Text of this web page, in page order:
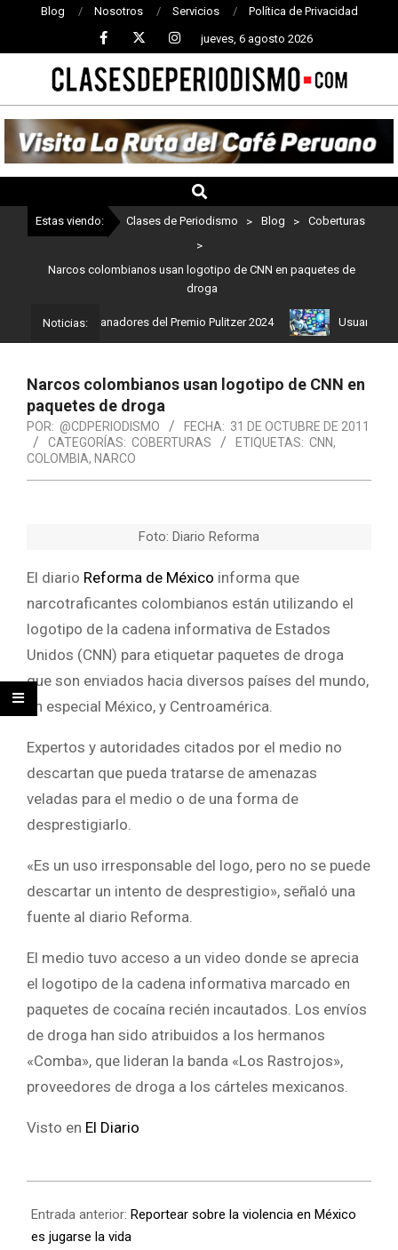
Blog Nosotros Servicios Política de Privacidad
jueves, 6 agosto 2026
CLASES
DE
PERIODISMO
Estas viendo: Clases de Periodismo > Blog >
Coberturas
>
Narcos colombianos usan logotipo de CNN en paquetes de
droga
Noticias:
son los ganadores del Premio Pulitzer 2024 Usuarios de
Narcos colombianos usan logotipo de CNN en
paquetes de droga
POR: @CDPERIODISMO FECHA: 31 DE OCTUBRE DE 2011
CATEGORÍAS: COBERTURAS ETIQUETAS: CNN,
COLOMBIA, NARCO
Foto: Diario Reforma
El diario Reforma de México informa que
narcotraficantes colombianos están utilizando el
logotipo de la cadena informativa de Estados
Unidos (CNN) para etiquetar paquetes de droga
que son enviados hacia diversos países del mundo,
en especial México, y Centroamérica.
Expertos y autoridades citados por el medio no
descartan que pueda tratarse de amenazas
veladas para el medio o de una forma de
desprestigiarlo.
«Es un uso irresponsable del logo, pero no se puede
descartar un intento de desprestigio», señaló una
fuente al diario Reforma.
El medio tuvo acceso a un video donde se aprecia
el logotipo de la cadena informativa marcado en
paquetes de cocaína recién incautados. Los envíos
de droga han sido atribuidos a los hermanos
«Comba», que lideran la banda «Los Rastrojos»,
proveedores de droga a los cárteles mexicanos.
Visto en El Diario
Entrada anterior: Reportear sobre la violencia en México
es jugarse la vida